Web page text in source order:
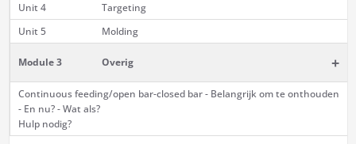
Unit 4
Targeting
Unit 5
Molding
Module 3 Overig +
Continuous feeding/open bar-closed bar - Belangrijk om te onthouden
- En nu? - Wat als?
Hulp nodig?